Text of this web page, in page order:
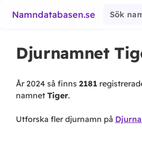
Namndatabasen.se
Djurnamnet
År 2024 så finns 2181
namnet Tiger.
Utforska fler djurnamn på